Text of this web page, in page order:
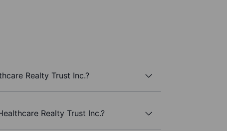
Realty Trust Inc.?
Realty Trust Inc.?